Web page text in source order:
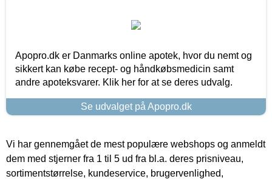
Apopro.dk er Danmarks online apotek, hvor du nemt og
sikkert kan købe recept- og håndkøbsmedicin samt
andre apoteksvarer. Klik her for at se deres udvalg.
Se udvalget på Apopro.dk
Vi har gennemgået de mest populære webshops og anmeldt
dem med stjerner fra 1 til 5 ud fra bl.a. deres prisniveau,
sortimentstørrelse, kundeservice, brugervenlighed,